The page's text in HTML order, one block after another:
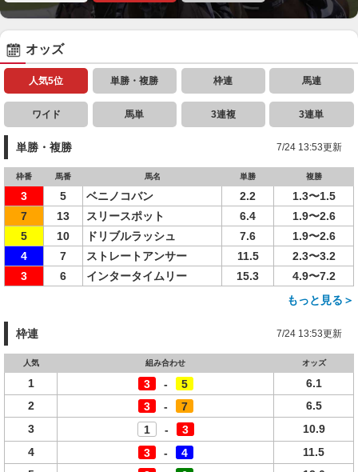
オッズ
人気5位 単勝・複勝 枠連 馬連
ワイド 馬単 3連複 3連単
単勝・複勝 7/24 13:53更新
枠番 馬番 馬名 単勝 複勝
3 5 ベニノコバン 2.2
1.3〜1.5
7
13 スリースポット 6.4
1.9〜2.6
5
10 ドリブルラッシュ 7.6
1.9〜2.6
4
7 ストレートアンサー 11.5
2.3〜3.2
3
6 インタータイムリー 15.3
4.9〜7.2
もっと見る＞
枠連 7/24 13:53更新
人気 組み合わせ オッズ
1 3 - 5
6.1
2
3 - 7
6.5
3
1 - 3
10.9
4
3 - 4
11.5